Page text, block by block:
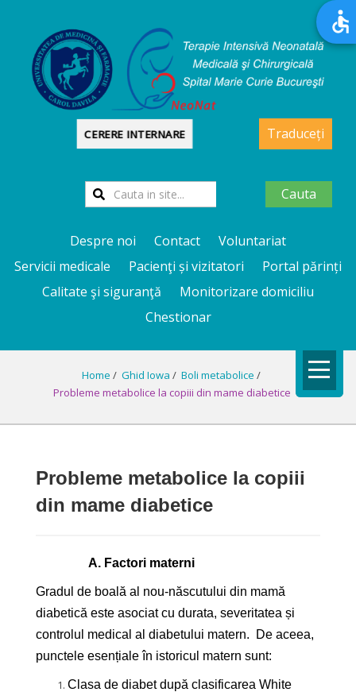
CERERE INTERNARE
Cauta
Traduceți
Despre noi Contact
Voluntariat
Servicii medicale
Pacienţi și vizitatori
Portal părinți
Calitate şi siguranţă
Monitorizare domiciliu
Chestionar
Home / Ghid Iowa / Boli metabolice /
Probleme metabolice la copiii din mame diabetice
Probleme metabolice la copiii
din mame diabetice
A. Factori materni
Gradul de boală al nou-născutului din mamă
diabetică este asociat cu durata, severitatea și
controlul medical al diabetului matern. De aceea,
punctele esențiale în istoricul matern sunt:
Clasa de diabet după clasificarea White